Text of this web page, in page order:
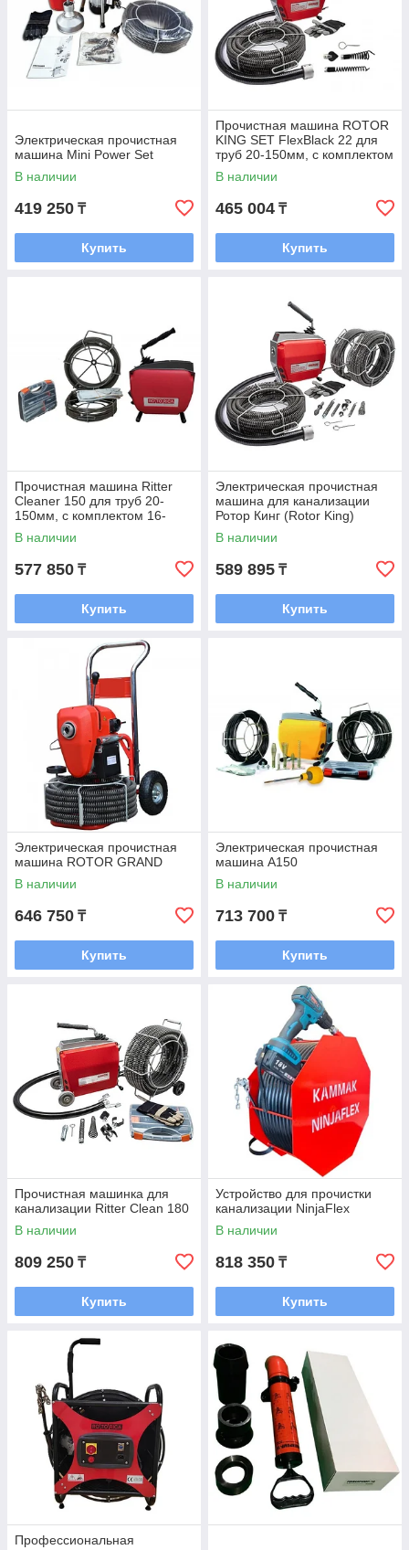
Электрическая прочистная
машина Mini Power Set
В наличии
419 250 ₸
Купить
Прочистная машина ROTOR
KING SET FlexBlack 22 для
труб 20-150мм, с комплектом
22мм спиралей и насадками
В наличии
465 004 ₸
Купить
Прочистная машина Ritter
Cleaner 150 для труб 20-
150мм, с комплектом 16-
22мм принадлежностей
В наличии
577 850 ₸
Купить
Электрическая прочистная
машина для канализации
Ротор Кинг (Rotor King)
В наличии
589 895 ₸
Купить
Электрическая прочистная
машина ROTOR GRAND
В наличии
646 750 ₸
Купить
Электрическая прочистная
машина A150
В наличии
713 700 ₸
Купить
Прочистная машинка для
канализации Ritter Clean 180
В наличии
809 250 ₸
Купить
Устройство для прочистки
канализации NinjaFlex
В наличии
818 350 ₸
Купить
Профессиональная